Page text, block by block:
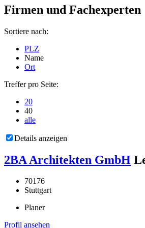
Firmen und Fachexperten
Sortiere nach:
PLZ
Name
Ort
Treffer pro Seite:
20
40
alle
Details anzeigen
2BA Architekten GmbH
70176
Stuttgart
Planer
Profil ansehen